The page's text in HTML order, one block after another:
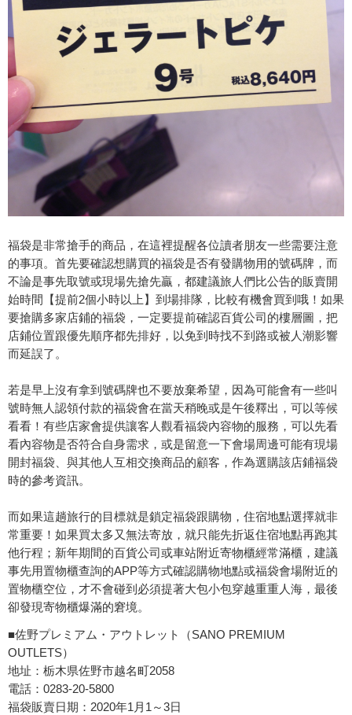
福袋是非常搶手的商品，在這裡提醒各位讀者朋友一些需要注意
的事項。首先要確認想購買的福袋是否有發購物用的號碼牌，而
不論是事先取號或現場先搶先贏，都建議旅人們比公告的販賣開
始時間【提前2個小時以上】到場排隊，比較有機會買到哦！如果
要搶購多家店鋪的福袋，一定要提前確認百貨公司的樓層圖，把
店鋪位置跟優先順序都先排好，以免到時找不到路或被人潮影響
而延誤了。
若是早上沒有拿到號碼牌也不要放棄希望，因為可能會有一些叫
號時無人認領付款的福袋會在當天稍晚或是午後釋出，可以等候
看看！有些店家會提供讓客人觀看福袋內容物的服務，可以先看
看內容物是否符合自身需求，或是留意一下會場周邊可能有現場
開封福袋、與其他人互相交換商品的顧客，作為選購該店鋪福袋
時的參考資訊。
而如果這趟旅行的目標就是鎖定福袋跟購物，住宿地點選擇就非
常重要！如果買太多又無法寄放，就只能先折返住宿地點再跑其
他行程；新年期間的百貨公司或車站附近寄物櫃經常滿櫃，建議
事先用置物櫃查詢的APP等方式確認購物地點或福袋會場附近的
置物櫃空位，才不會碰到必須提著大包小包穿越重重人海，最後
卻發現寄物櫃爆滿的窘境。
■佐野プレミアム・アウトレット（SANO PREMIUM
OUTLETS）
地址：栃木県佐野市越名町2058
電話：0283-20-5800
福袋販賣日期：2020年1月1～3日